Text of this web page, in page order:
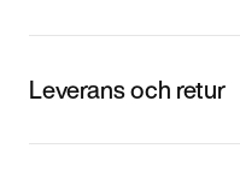
Leverans och retur